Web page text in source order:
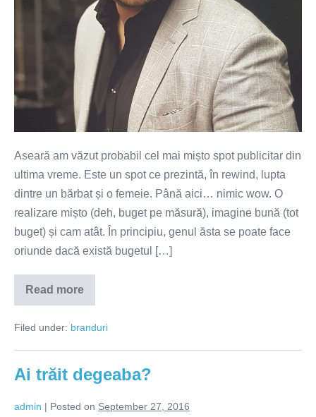
Aseară am văzut probabil cel mai mișto spot publicitar din
ultima vreme. Este un spot ce prezintă, în rewind, lupta
dintre un bărbat și o femeie. Până aici… nimic wow. O
realizare mișto (deh, buget pe măsură), imagine bună (tot
buget) și cam atât. În principiu, genul ăsta se poate face
oriunde dacă există bugetul […]
Read more
Pentru
lucrurile
merită
lupți
Filed under: branduri
Ai trăit degeaba?
admin | Posted on September 27, 2016